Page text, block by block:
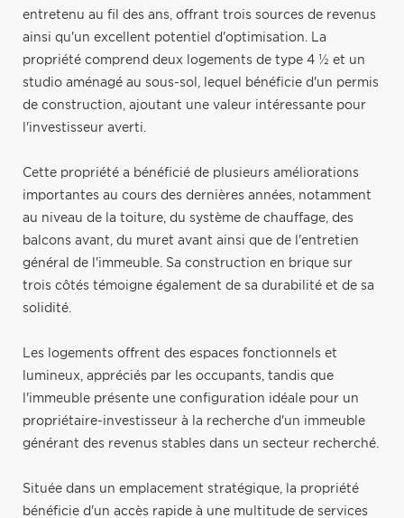
entretenu au fil des ans, offrant trois sources de revenus
ainsi qu'un excellent potentiel d'optimisation. La
propriété comprend deux logements de type 4 ½ et un
studio aménagé au sous-sol, lequel bénéficie d'un permis
de construction, ajoutant une valeur intéressante pour
l'investisseur averti.
Cette propriété a bénéficié de plusieurs améliorations
importantes au cours des dernières années, notamment
au niveau de la toiture, du système de chauffage, des
balcons avant, du muret avant ainsi que de l'entretien
général de l'immeuble. Sa construction en brique sur
trois côtés témoigne également de sa durabilité et de sa
solidité.
Les logements offrent des espaces fonctionnels et
lumineux, appréciés par les occupants, tandis que
l'immeuble présente une configuration idéale pour un
propriétaire-investisseur à la recherche d'un immeuble
générant des revenus stables dans un secteur recherché.
Située dans un emplacement stratégique, la propriété
bénéficie d'un accès rapide à une multitude de services